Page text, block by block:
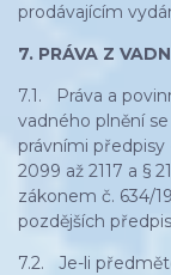
prodávajícím
7. PRÁVA Z
7.1. Práva a
vadného plnění
právními předpisy
2099 až 2117 a §
zákonem č. 634/
pozdějších
7.2. Je-li